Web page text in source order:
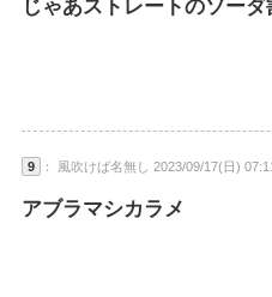
じゃあストレートのソーダ
9 ： 風吹けば名無し 2023/09/17(日)
アブラマシカラメ